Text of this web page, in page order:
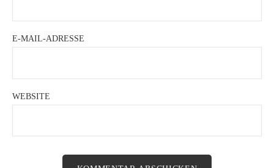
E-MAIL-ADRESSE
WEBSITE